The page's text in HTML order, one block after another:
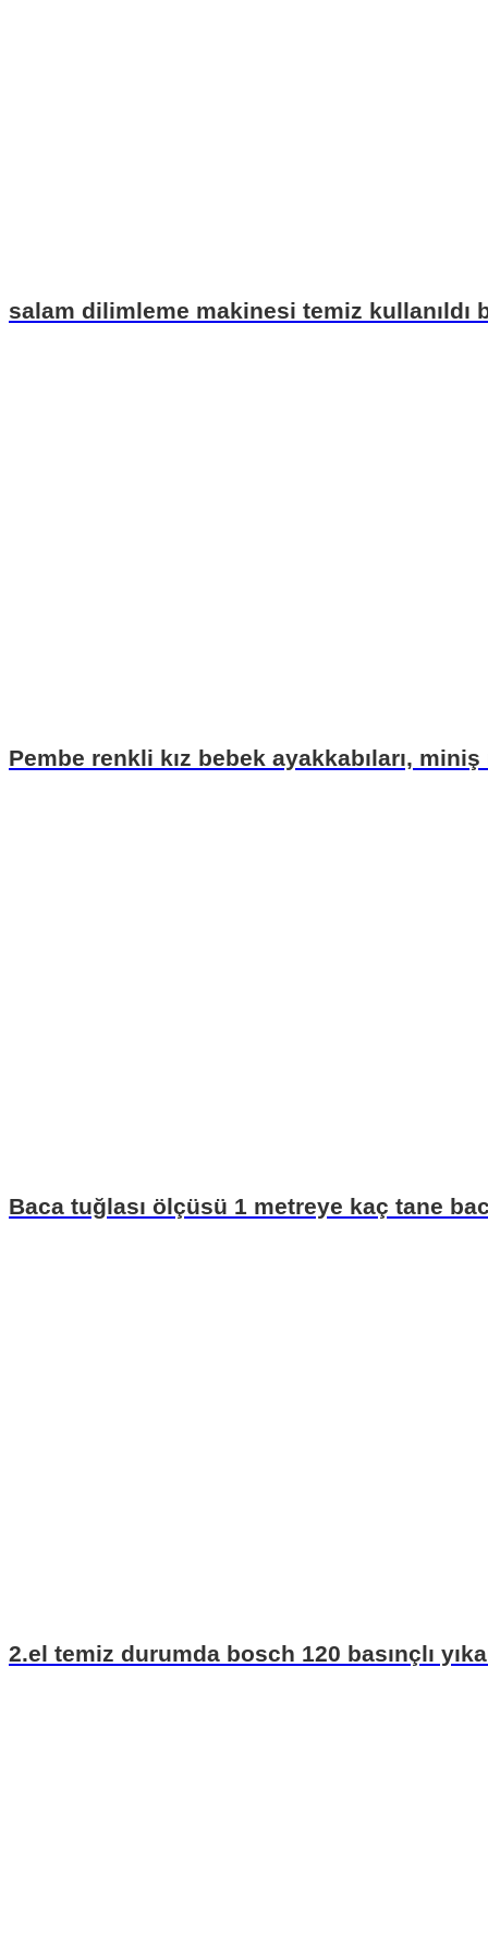
salam dilimleme makinesi temiz kullanıldı
Pembe renkli kız bebek ayakkabıları,
Baca tuğlası ölçüsü 1 metreye kaç tane
2.el temiz durumda bosch 120 basınçlı